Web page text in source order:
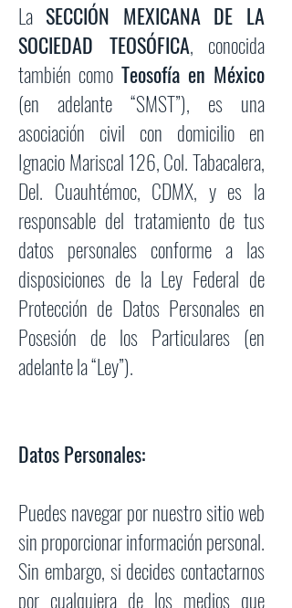
La SECCIÓN MEXICANA DE LA
SOCIEDAD TEOSÓFICA, conocida
también como Teosofía en México
(en adelante “SMST”), es una
asociación civil con domicilio en
Ignacio Mariscal 126, Col. Tabacalera,
Del. Cuauhtémoc, CDMX, y es la
responsable del tratamiento de tus
datos personales conforme a las
disposiciones de la Ley Federal de
Protección de Datos Personales en
Posesión de los Particulares (en
adelante la “Ley”).
Datos Personales:
Puedes navegar por nuestro sitio web
sin proporcionar información personal.
Sin embargo, si decides contactarnos
por cualquiera de los medios que